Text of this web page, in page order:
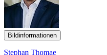
Bildinformationen
Stephan Thomae